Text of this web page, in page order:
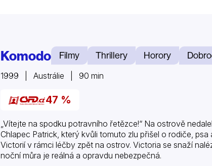
Komodo Filmy Thrillery Horory
1999 | Austrálie | 90 min
47 %
„Vítejte na spodku potravního řetězce!“ Na ostrově
Chlapec Patrick, který kvůli tomuto zlu přišel o rodiče,
Victorií v rámci léčby zpět na ostrov. Victoria se snaží
noční můra je reálná a opravdu nebezpečná.